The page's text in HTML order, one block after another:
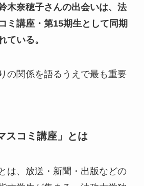
木奈穂子さんの出会いは、法
ミ講座・第15期生として同期
ている。
の関係を語るうえで最も重要
スコミ講座」とは
は、放送・新聞・出版などの